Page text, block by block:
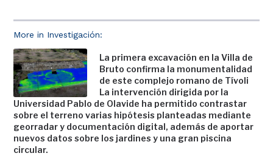
More in Investigación:
La primera excavación en la Villa de
Bruto confirma la monumentalidad
de este complejo romano de Tívoli
La intervención dirigida por la
Universidad Pablo de Olavide ha permitido contrastar
sobre el terreno varias hipótesis planteadas mediante
georradar y documentación digital, además de aportar
nuevos datos sobre los jardines y una gran piscina
circular.